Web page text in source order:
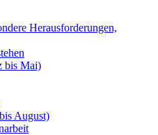
Herausforderungen,
bis Mai)
August)